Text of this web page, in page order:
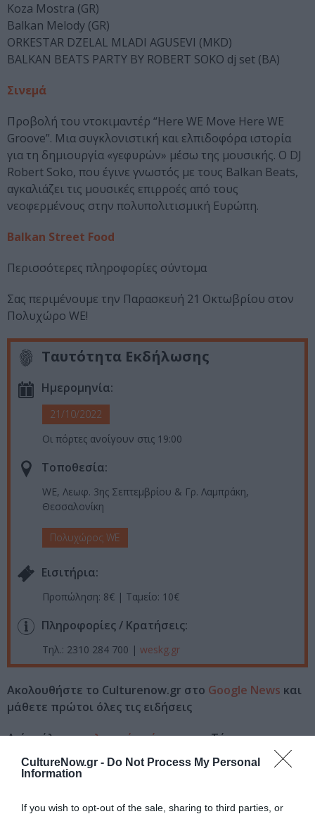
CultureNow.gr - Do Not Process My Personal
Information
If you wish to opt-out of the sale, sharing to third parties, or
Koza Mostra (GR)
Balkan Melody (GR)
ORKESTAR DZELAL MLADI AGUSEVI (MKD)
BALKAN BEATS PARTY BY ROBERT SOKO dj set (BA)
Σινεμά
Προβολή του ντοκιμαντέρ “Here WE Move Here WE
Groove”. Μια συγκλονιστική και ελπιδοφόρα ιστορία
για τη δημιουργία «γεφυρών» μέσω της μουσικής. Ο DJ
Robert Soko, που έγινε γνωστός με τους Balkan Beats,
αγκαλιάζει τις μουσικές επιρροές από τους
νεοφερμένους στην πολυπολιτισμική Ευρώπη.
Balkan Street Food
Περισσότερες πληροφορίες σύντομα
Σας περιμένουμε την Παρασκευή 21 Οκτωβρίου στον
Πολυχώρο WE!
Ταυτότητα Εκδήλωσης
Ημερομηνία:
21/10/2022
Οι πόρτες ανοίγουν στις 19:00
Τοποθεσία:
WE, Λεωφ. 3ης Σεπτεμβρίου & Γρ. Λαμπράκη,
Θεσσαλονίκη
Πολυχώρος WE
Eισιτήρια:
Προπώληση: 8€ | Ταμείο: 10€
Πληροφορίες / Κρατήσεις:
Τηλ.: 2310 284 700 | weskg.gr
Ακολουθήστε το Culturenow.gr στο Google News και
μάθετε πρώτοι όλες τις ειδήσεις
Δείτε όλα τατελευταία νέαγια την Τέχνη και τον
Πολιτισμό στο
Culturenow.gr